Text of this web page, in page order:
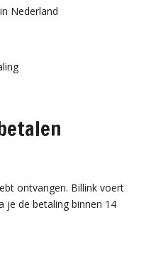
Nederland
ontvangen. Billink voert
je de betaling binnen 14